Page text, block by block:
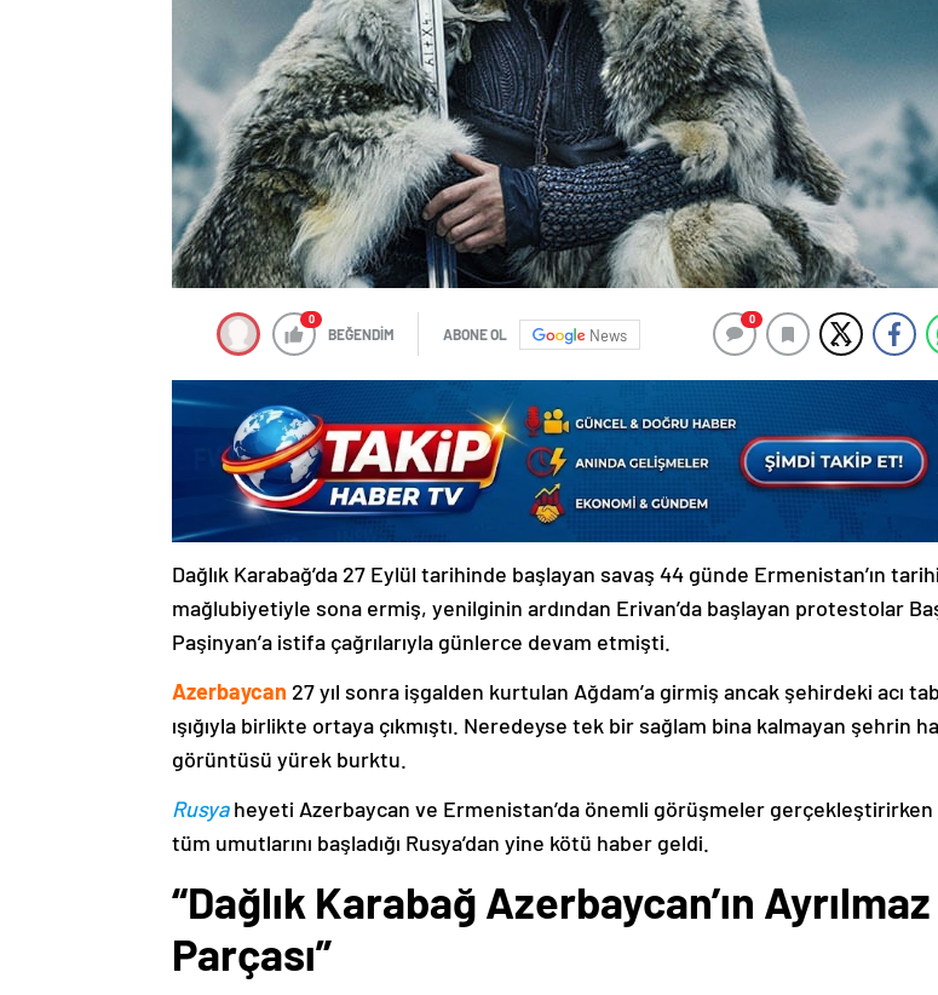
0
BEĞENDİM ABONE OL News
0
Dağlık Karabağ’da 27 Eylül tarihinde başlayan savaş 44 günde Ermenistan’ın tarihi
mağlubiyetiyle sona ermiş, yenilginin ardından Erivan’da başlayan protestolar
Paşinyan’a istifa çağrılarıyla günlerce devam etmişti.
Azerbaycan 27 yıl sonra işgalden kurtulan Ağdam’a girmiş ancak şehirdeki acı
ışığıyla birlikte ortaya çıkmıştı. Neredeyse tek bir sağlam bina kalmayan şehrin
görüntüsü yürek burktu.
Rusyaheyeti Azerbaycan ve Ermenistan’da önemli görüşmeler gerçekleştirirken
tüm umutlarını başladığı Rusya’dan yine kötü haber geldi.
“Dağlık Karabağ Azerbaycan’ın
Parçası”